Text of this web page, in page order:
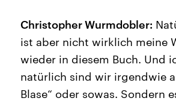
Christopher Wurmdobler:
ist aber nicht wirklich meine
wieder in diesem Buch. Und
natürlich sind wir irgendwie
Blase“ oder sowas. Sondern